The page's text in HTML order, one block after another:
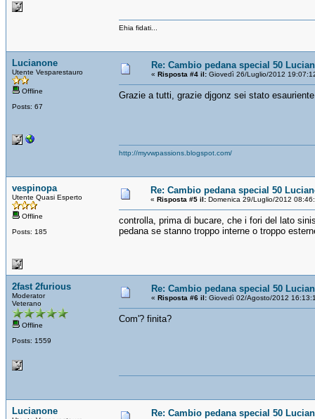
Ehia fidati...
Lucianone
Utente Vesparestauro
Offline
Posts: 67
Re: Cambio pedana special 50
« Risposta #4 il: Giovedì 26/Luglio/2012
Grazie a tutti, grazie djgonz sei stato
http://myvwpassions.blogspot.com/
vespinopa
Utente Quasi Esperto
Offline
Posts: 185
Re: Cambio pedana special 50
« Risposta #5 il: Domenica 29/Luglio/2012
controlla, prima di bucare, che i fori del lato
pedana se stanno troppo interne o troppo
2fast 2furious
Moderator
Veterano
Offline
Posts: 1559
Re: Cambio pedana special 50
« Risposta #6 il: Giovedì 02/Agosto/2012
Com'? finita?
Lucianone Re: Cambio pedana special 50